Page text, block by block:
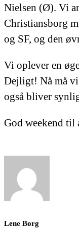
Nielsen (Ø). Vi
Christiansborg
og SF, og den
Vi oplever en
Dejligt! Nå må vi
også bliver
God weekend til
Lene Borg